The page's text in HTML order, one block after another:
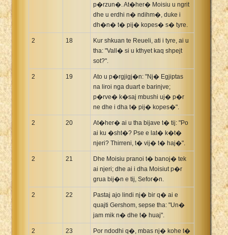
p�rzun�. At�her� Moisiu u ngrit
dhe u erdhi n� ndihm�, duke i
dh�n� t� pij� kopes� s� tyre.
2 18
Kur shkuan te Reueli, ati i tyre, ai u
tha: "Vall� si u kthyet kaq shpejt
sot?".
2 19
Ato u p�rgjigj�n: "Nj� Egjiptas
na liroi nga duart e barinjve;
p�rve� k�saj mbushi uj� p�r
ne dhe i dha t� pij� kopes�".
2 20
At�her� ai u tha bijave t� tij: "Po
ai ku �sht�? Pse e lat� k�t�
njeri? Thirreni, t� vij� t� haj�".
2 21
Dhe Moisiu pranoi t� banoj� tek
ai njeri; dhe ai i dha Moisiut p�r
grua bij�n e tij, Sefor�n.
2 22
Pastaj ajo lindi nj� bir q� ai e
quajti Gershom, sepse tha: "Un�
jam mik n� dhe t� huaj".
2 23
Por ndodhi q�, mbas nj� kohe t�